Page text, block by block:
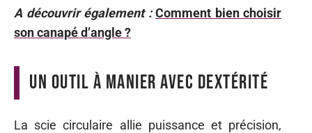
A découvrir également : Comment bien choisir
son canapé d’angle ?
Un outil à manier avec dextérité
La scie circulaire allie puissance et précision,